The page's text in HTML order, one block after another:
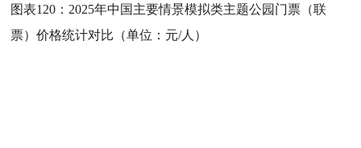
图表120： 2025年中国主要情景模拟类主题公园门票（联
票）价格统计对比（单位：元/人）